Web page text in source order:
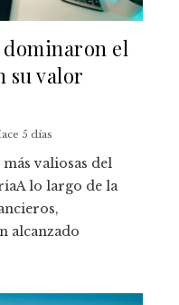
dominaron el
su valor
5 días
valiosas del
lo largo de la
alcanzado